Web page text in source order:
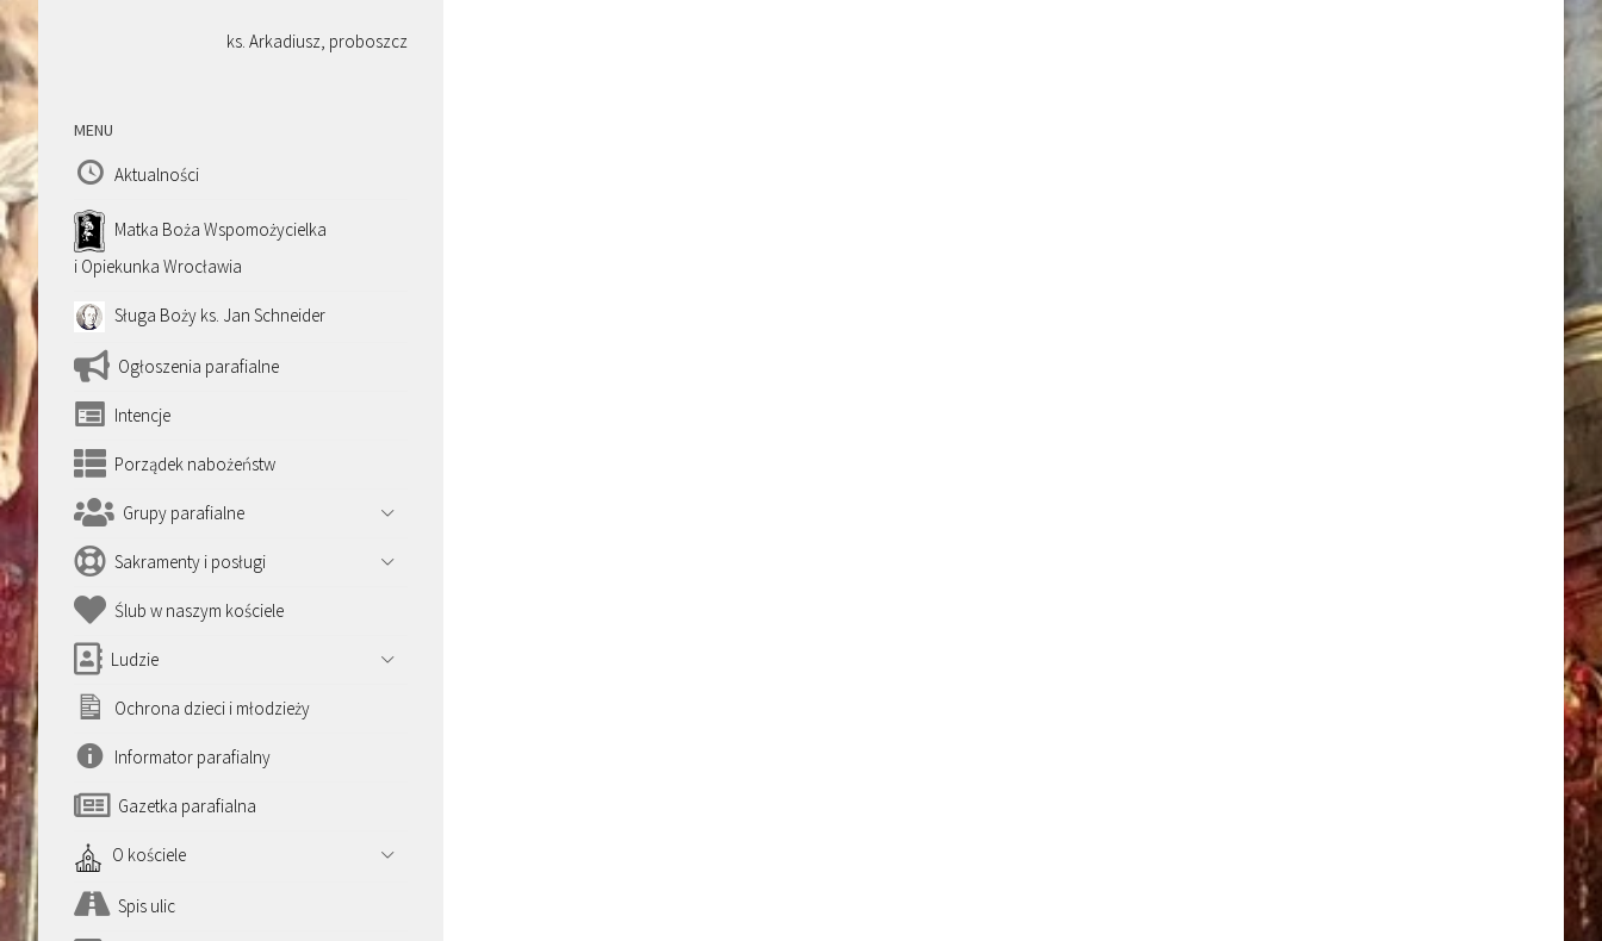
ks. Arkadiusz, proboszcz
MENU
Aktualności
Matka Boża Wspomożycielka
i Opiekunka Wrocławia
Sługa Boży ks. Jan Schneider
Ogłoszenia parafialne
Intencje
Porządek nabożeństw
Grupy parafialne
Sakramenty i posługi
Ślub w naszym kościele
Ludzie
Ochrona dzieci i młodzieży
Informator parafialny
Gazetka parafialna
O kościele
Spis ulic